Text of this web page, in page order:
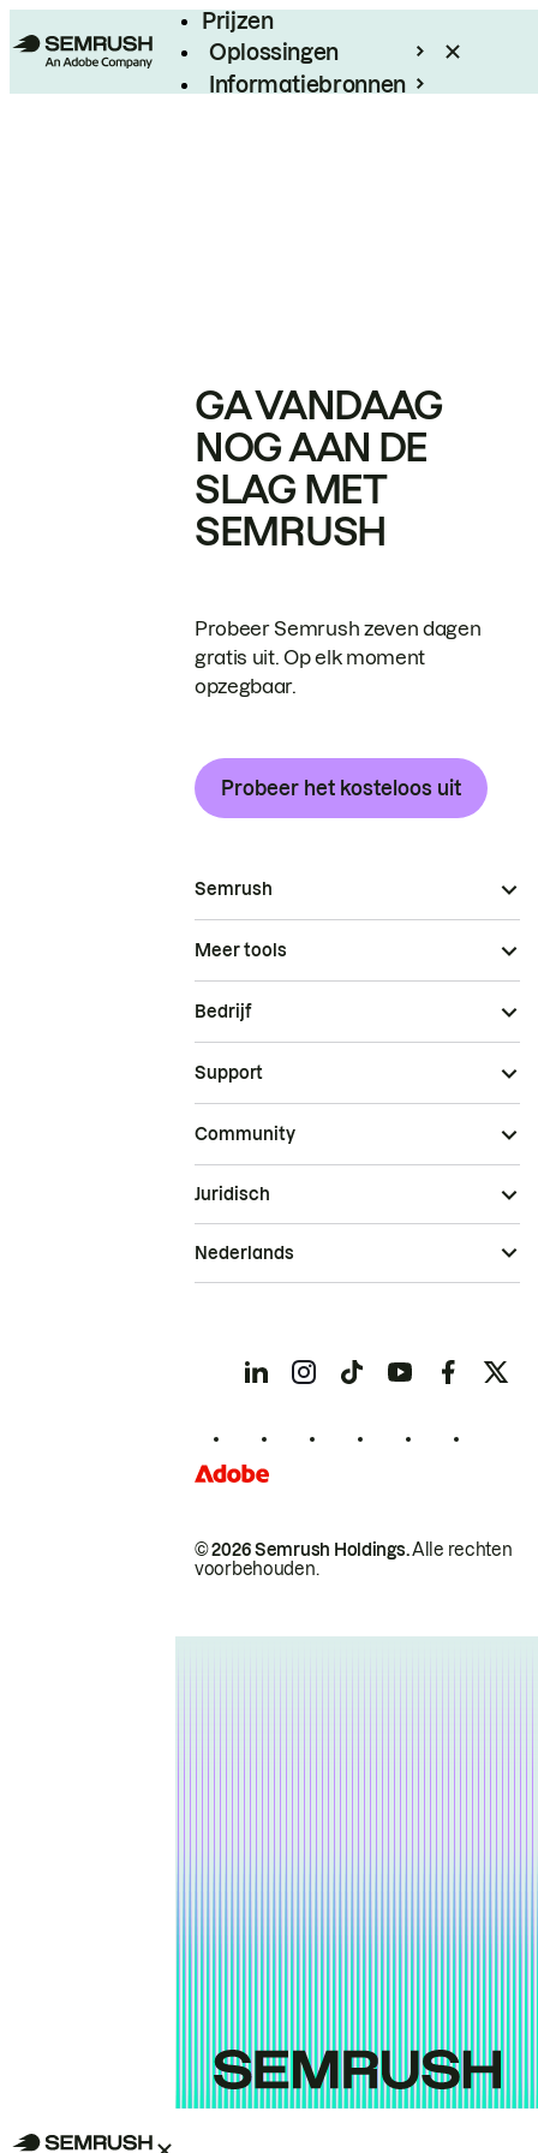
Prijzen
Oplossingen
Informatiebronnen
GA VANDAAG
NOG AAN DE
SLAG MET
SEMRUSH
Probeer Semrush zeven dagen
gratis uit. Op elk moment
opzegbaar.
Probeer het kosteloos uit
Semrush
Meer tools
Bedrijf
Support
Community
© 2026 Semrush Holdings.Alle rechten
voorbehouden.
Juridisch
Nederlands